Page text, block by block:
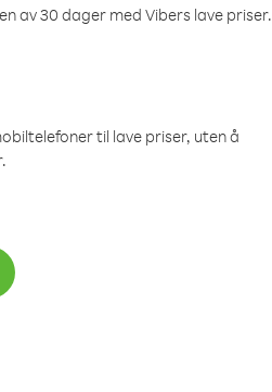
av 30 dager med Vibers lave priser.
til lave priser, uten å